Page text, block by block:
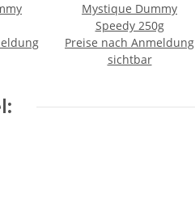
Mystique Dummy
Speedy 250g
Preise nach Anmeldung
sichtbar